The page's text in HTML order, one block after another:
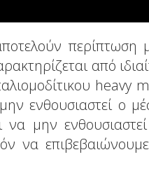
από
ενθουσιαστεί ο
να μην
να